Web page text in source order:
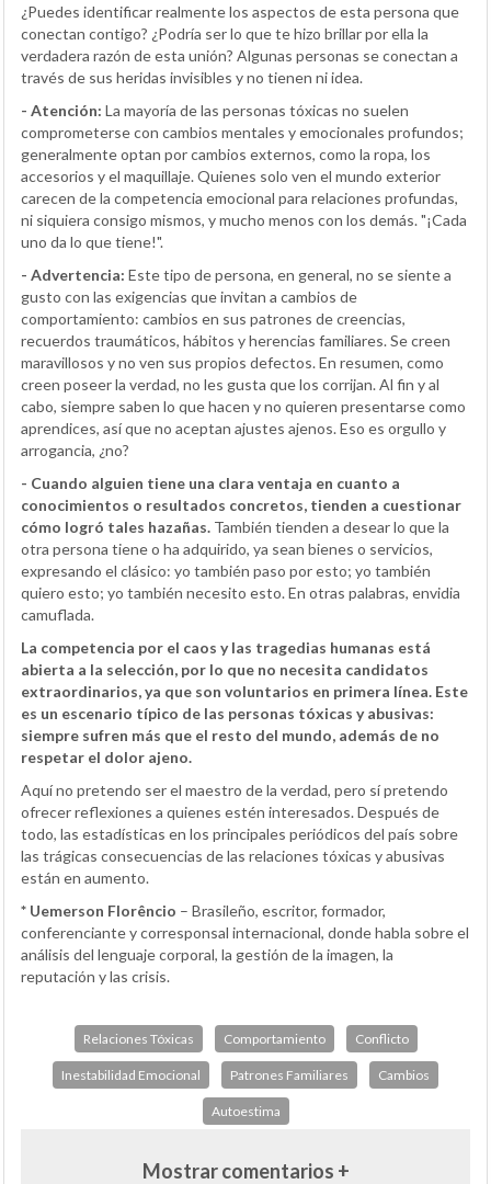
¿Puedes identificar realmente los aspectos de esta persona que
conectan contigo? ¿Podría ser lo que te hizo brillar por ella la
verdadera razón de esta unión? Algunas personas se conectan a
través de sus heridas invisibles y no tienen ni idea.
- Atención: La mayoría de las personas tóxicas no suelen
comprometerse con cambios mentales y emocionales profundos;
generalmente optan por cambios externos, como la ropa, los
accesorios y el maquillaje. Quienes solo ven el mundo exterior
carecen de la competencia emocional para relaciones profundas,
ni siquiera consigo mismos, y mucho menos con los demás. "¡Cada
uno da lo que tiene!".
- Advertencia: Este tipo de persona, en general, no se siente a
gusto con las exigencias que invitan a cambios de
comportamiento: cambios en sus patrones de creencias,
recuerdos traumáticos, hábitos y herencias familiares. Se creen
maravillosos y no ven sus propios defectos. En resumen, como
creen poseer la verdad, no les gusta que los corrijan. Al fin y al
cabo, siempre saben lo que hacen y no quieren presentarse como
aprendices, así que no aceptan ajustes ajenos. Eso es orgullo y
arrogancia, ¿no?
- Cuando alguien tiene una clara ventaja en cuanto a
conocimientos o resultados concretos, tienden a cuestionar
cómo logró tales hazañas. También tienden a desear lo que la
otra persona tiene o ha adquirido, ya sean bienes o servicios,
expresando el clásico: yo también paso por esto; yo también
quiero esto; yo también necesito esto. En otras palabras, envidia
camuflada.
La competencia por el caos y las tragedias humanas está
abierta a la selección, por lo que no necesita candidatos
extraordinarios, ya que son voluntarios en primera línea. Este
es un escenario típico de las personas tóxicas y abusivas:
siempre sufren más que el resto del mundo, además de no
respetar el dolor ajeno.
Aquí no pretendo ser el maestro de la verdad, pero sí pretendo
ofrecer reflexiones a quienes estén interesados. Después de
todo, las estadísticas en los principales periódicos del país sobre
las trágicas consecuencias de las relaciones tóxicas y abusivas
están en aumento.
* Uemerson Florêncio – Brasileño, escritor, formador,
conferenciante y corresponsal internacional, donde habla sobre el
análisis del lenguaje corporal, la gestión de la imagen, la
reputación y las crisis.
Relaciones Tóxicas Comportamiento Conflicto
Inestabilidad Emocional Patrones Familiares Cambios
Autoestima
Mostrar comentarios +